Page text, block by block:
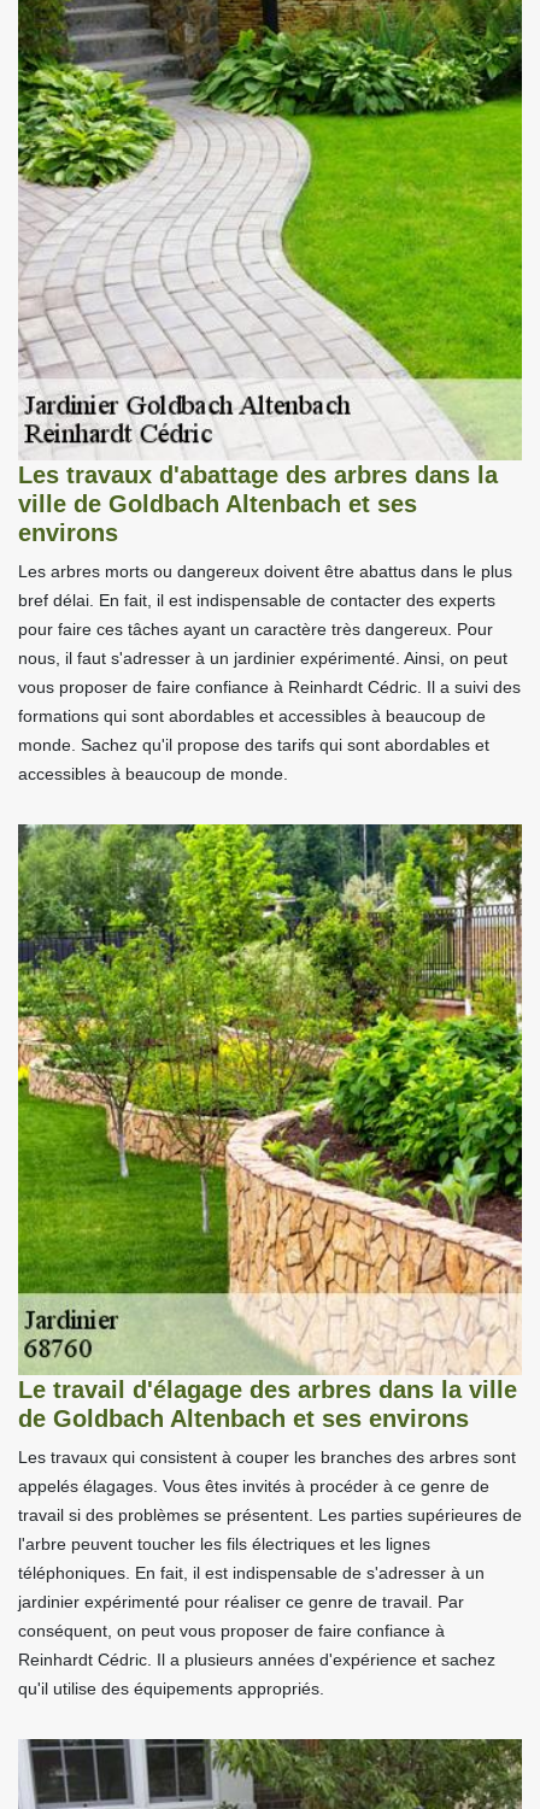
Les travaux d'abattage des arbres dans la
ville de Goldbach Altenbach et ses
environs
Les arbres morts ou dangereux doivent être abattus dans le plus
bref délai. En fait, il est indispensable de contacter des experts
pour faire ces tâches ayant un caractère très dangereux. Pour
nous, il faut s'adresser à un jardinier expérimenté. Ainsi, on peut
vous proposer de faire confiance à Reinhardt Cédric. Il a suivi des
formations qui sont abordables et accessibles à beaucoup de
monde. Sachez qu'il propose des tarifs qui sont abordables et
accessibles à beaucoup de monde.
Le travail d'élagage des arbres dans la ville
de Goldbach Altenbach et ses environs
Les travaux qui consistent à couper les branches des arbres sont
appelés élagages. Vous êtes invités à procéder à ce genre de
travail si des problèmes se présentent. Les parties supérieures de
l'arbre peuvent toucher les fils électriques et les lignes
téléphoniques. En fait, il est indispensable de s'adresser à un
jardinier expérimenté pour réaliser ce genre de travail. Par
conséquent, on peut vous proposer de faire confiance à
Reinhardt Cédric. Il a plusieurs années d'expérience et sachez
qu'il utilise des équipements appropriés.